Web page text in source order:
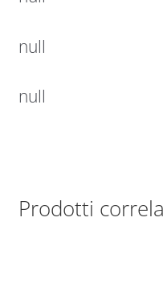
null
null
Prodotti